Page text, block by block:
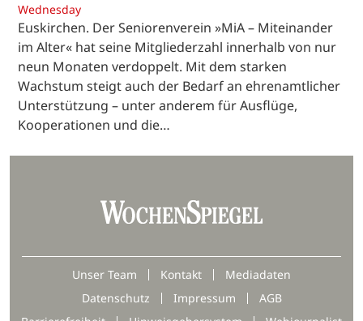
Wednesday
Euskirchen. Der Seniorenverein »MiA – Miteinander
im Alter« hat seine Mitgliederzahl innerhalb von nur
neun Monaten verdoppelt. Mit dem starken
Wachstum steigt auch der Bedarf an ehrenamtlicher
Unterstützung – unter anderem für Ausflüge,
Kooperationen und die…
Unser Team Kontakt
Mediadaten
Datenschutz
Impressum
AGB